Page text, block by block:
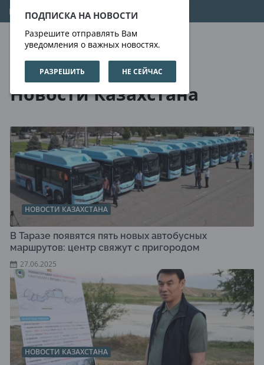
ПОДПИСКА НА НОВОСТИ
Разрешите отправлять Вам
уведомления о важных новостях.
РАЗРЕШИТЬ НЕ СЕЙЧАС
09.08.2026 00:11:00
Новости Новости Казахстана
Новости Казахстана
НОВОСТИ КАЗАХСТАНА
В Таразе появятся пять новых автобусных
маршрутов: центр свяжут с пригородом
27.06.2025
НОВОСТИ КАЗАХСТАНА